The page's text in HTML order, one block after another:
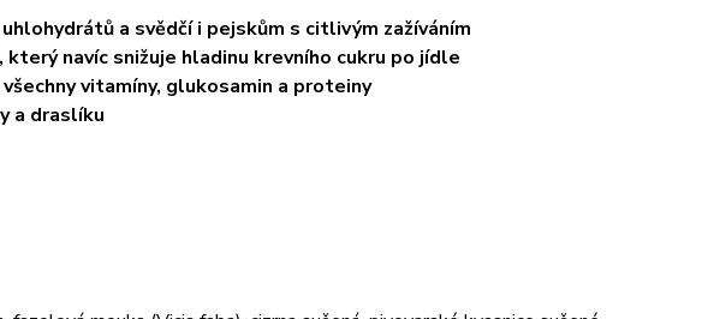
a svědčí i pejskům s citlivým zažíváním
který navíc snižuje hladinu krevního cukru po jídle
všechny vitamíny, glukosamin a proteiny
a draslíku